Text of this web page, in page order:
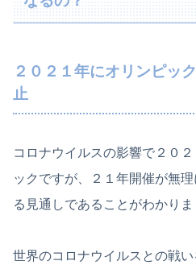
２０２１年にオリンピッ
止
コロナウイルスの影響で２０
ックですが、２１年開催が無
る見通しであることがわかりま
世界のコロナウイルスとの戦